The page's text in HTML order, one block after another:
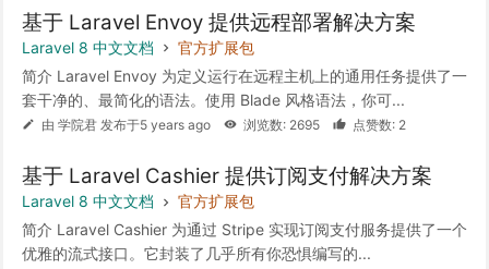
基于 Laravel Envoy 提供远程部署解决方案
Laravel 8 中文文档
官方扩展包
简介 Laravel Envoy 为定义运行在远程主机上的通用任务提供了一
套干净的、最简化的语法。使用 Blade 风格语法，你可...
由 学院君 发布于5 years ago 浏览数: 2695 点赞数: 2
基于 Laravel Cashier 提供订阅支付解决方案
Laravel 8 中文文档
官方扩展包
简介 Laravel Cashier 为通过 Stripe 实现订阅支付服务提供了一个
优雅的流式接口。它封装了几乎所有你恐惧编写的...